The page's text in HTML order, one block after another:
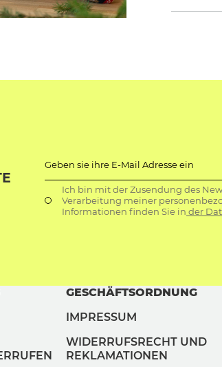
Geben sie ihre E-Mail Adresse ein
Ich bin mit der Zusendung des
Verarbeitung meiner
Informationen finden Sie in der
GESCHÄFTSORDNUNG
IMPRESSUM
WIDERRUFSRECHT UND
REKLAMATIONEN